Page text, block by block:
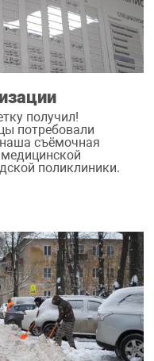
получил!
потребовали
съёмочная
поликлиники.